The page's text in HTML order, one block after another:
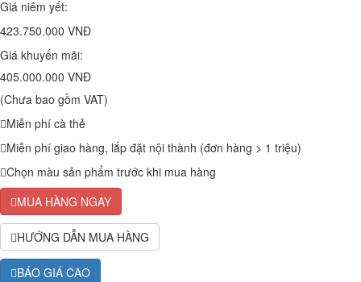
Giá niêm yết:
423.750.000 VNĐ
Giá khuyến mãi:
405.000.000 VNĐ
(Chưa bao gồm VAT)
Miễn phí cà thẻ
Miễn phí giao hàng, lắp đặt nội thành (đơn hàng > 1 triệu)
Chọn màu sản phẩm trước khi mua hàng
MUA HÀNG NGAY
HƯỚNG DẪN MUA HÀNG
BÁO GIÁ CAO